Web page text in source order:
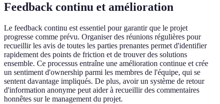
Feedback continu et amélioration
Le feedback continu est essentiel pour garantir que le projet
progresse comme prévu. Organiser des réunions régulières pour
recueillir les avis de toutes les parties prenantes permet d'identifier
rapidement des points de friction et de trouver des solutions
ensemble. Ce processus entraîne une amélioration continue et crée
un sentiment d'ownership parmi les membres de l'équipe, qui se
sentent davantage impliqués. De plus, avoir un système de retour
d'information anonyme peut aider à recueillir des commentaires
honnêtes sur le management du projet.